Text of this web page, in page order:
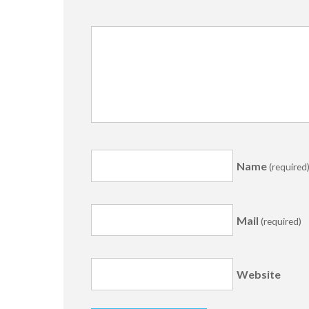
Name
Mail(required)
Website